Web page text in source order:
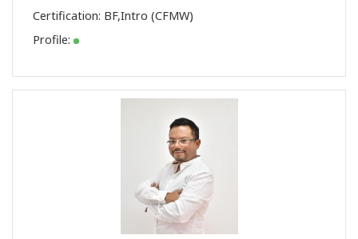
Certification: BF,Intro (CFMW)
Profile: